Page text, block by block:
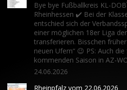
Bye bye Fußballkreis KL-
Rheinhessen ✔️ Bei der
entschied sich der
einer möglichen 18er Liga
transferieren. Bisschen
neuen Ufern“ 😉 PS: Auch
kommenden Saison in AZ-
24.06.2026
Rheinpfalz vom 22.06.2026